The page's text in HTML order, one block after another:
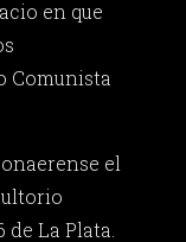
en que
Comunista
el
de La Plata.